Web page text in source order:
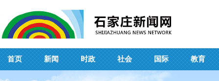
首页 新闻 时政 社会 国际 教育